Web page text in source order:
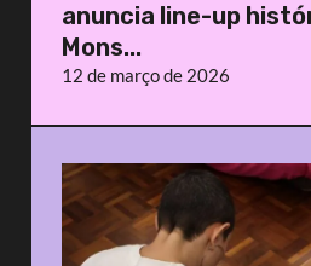
anuncia line-up
Mons...
12 de março de 2026